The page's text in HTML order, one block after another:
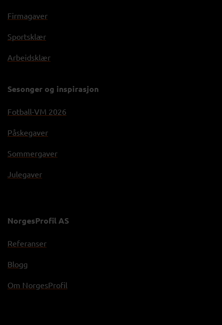
Firmagaver
Sportsklær
Arbeidsklær
Sesonger og inspirasjon
Fotball-VM 2026
Påskegaver
Sommergaver
Julegaver
NorgesProfil AS
Referanser
Blogg
Om NorgesProfil